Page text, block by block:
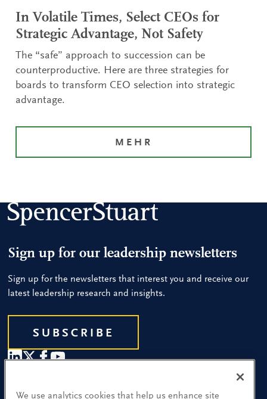
In Volatile Times, Select CEOs for
Strategic Advantage, Not Safety
The “safe” approach to succession can be
counterproductive. Here are three strategies for
boards to transform CEO selection into strategic
advantage.
MEHR
Sign up for our leadership newsletters
Sign up for the newsletters that interest you and receive our
latest leadership research and insights.
SUBSCRIBE
Our People
We use analytics cookies that help us enhance site